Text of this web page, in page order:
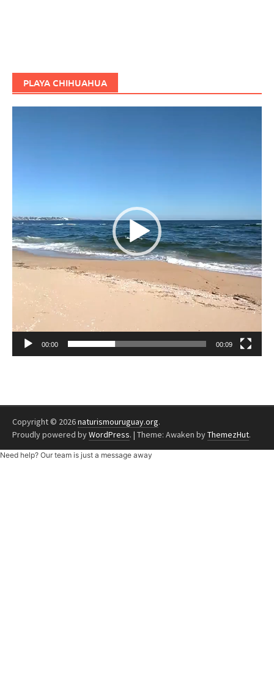
PLAYA CHIHUAHUA
00:00 00:09
Copyright © 2026naturismouruguay.org.
Proudly powered byWordPress. | Theme: Awaken byThemezHut.
Need help? Our team is just a message away